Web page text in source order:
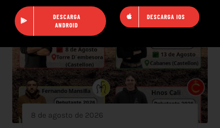
8 de agosto de 2026
DESCARGA
ANDROID
DESCARGA IOS